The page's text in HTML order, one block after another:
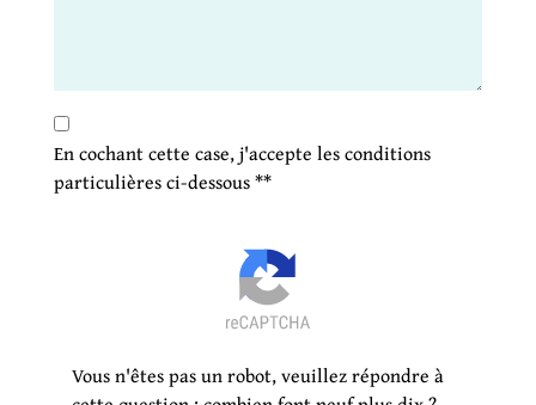
En cochant cette case, j'accepte les conditions
particulières ci-dessous **
Vous n'êtes pas un robot, veuillez répondre à